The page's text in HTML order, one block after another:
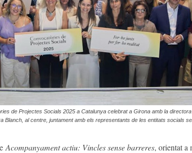
de Projectes Socials 2025 a Catalunya celebrat a Girona amb la
Blanch, al centre, juntament amb els representants de les entitats socials
Acompanyament actiu: Vincles sense barreres, orientat a